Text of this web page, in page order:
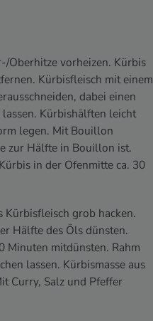
Oberhitze vorheizen. Kürbis
Kürbisfleisch mit einem
dabei einen
lassen. Kürbishälften leicht
legen. Mit Bouillon
zur Hälfte in Bouillon ist.
in der Ofenmitte ca. 30
Kürbisfleisch grob hacken.
Hälfte des Öls dünsten.
Minuten mitdünsten. Rahm
lassen. Kürbismasse aus
Curry, Salz und Pfeffer